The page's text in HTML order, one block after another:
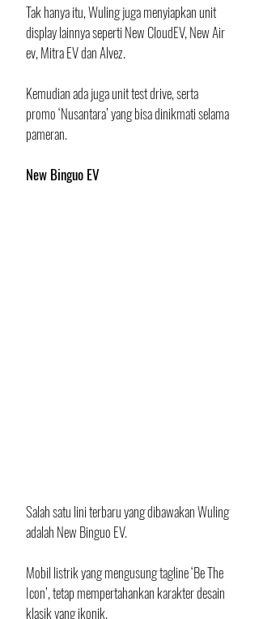
Tak hanya itu, Wuling juga menyiapkan unit
display lainnya seperti New CloudEV, New Air
ev, Mitra EV dan Alvez.
Kemudian ada juga unit test drive, serta
promo ‘Nusantara’ yang bisa dinikmati selama
pameran.
New Binguo EV
Salah satu lini terbaru yang dibawakan Wuling
adalah New Binguo EV.
Mobil listrik yang mengusung tagline ‘Be The
Icon’, tetap mempertahankan karakter desain
klasik yang ikonik.